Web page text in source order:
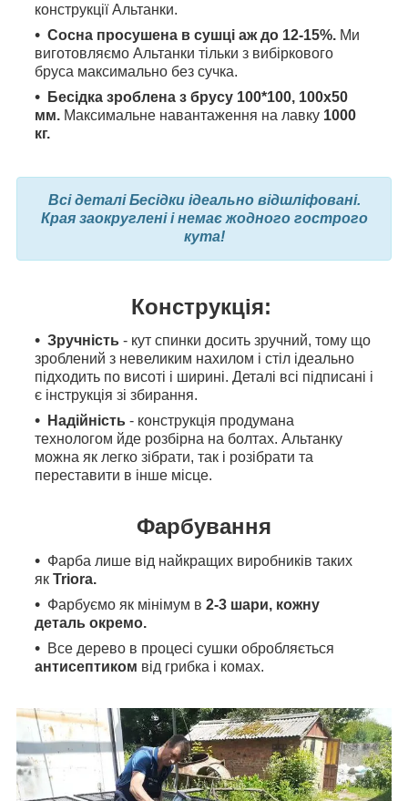
конструкції Альтанки.
Сосна просушена в сушці аж до 12-15%. Ми
виготовляємо Альтанки тільки з вибіркового
бруса максимально без сучка.
Бесідка зроблена з брусу 100*100, 100x50
мм. Максимальне навантаження на лавку 1000
кг.
Всі деталі Бесідки ідеально відшліфовані.
Края заокруглені і немає жодного гострого
кута!
Конструкція:
Зручність - кут спинки досить зручний, тому що
зроблений з невеликим нахилом і стіл ідеально
підходить по висоті і ширині. Деталі всі підписані і
є інструкція зі збирання.
Надійність - конструкція продумана
технологом йде розбірна на болтах. Альтанку
можна як легко зібрати, так і розібрати та
переставити в інше місце.
Фарбування
Фарба лише від найкращих виробників таких
як Triora.
Фарбуємо як мінімум в 2-3 шари, кожну
деталь окремо.
Все дерево в процесі сушки обробляється
антисептиком від грибка і комах.